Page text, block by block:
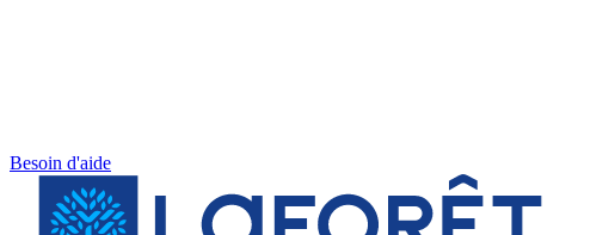
Besoin d'aide